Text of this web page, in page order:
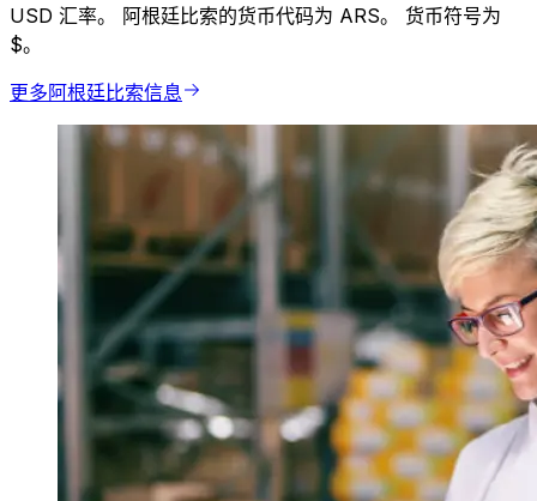
USD 汇率。 阿根廷比索的货币代码为 ARS。 货币符号为
$。
更多阿根廷比索信息